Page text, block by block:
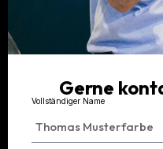
Gerne
Vollständiger Name